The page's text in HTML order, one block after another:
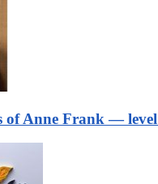
of Anne Frank —